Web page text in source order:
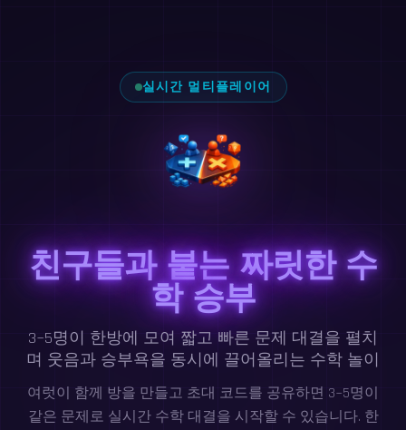
실시간 멀티플레이어
친구들과 붙는 짜릿한 수
학 승부
3~5명이 한방에 모여 짧고 빠른 문제 대결을 펼치
며 웃음과 승부욕을 동시에 끌어올리는 수학 놀이
여럿이 함께 방을 만들고 초대 코드를 공유하면 3~5명이
같은 문제로 실시간 수학 대결을 시작할 수 있습니다. 한